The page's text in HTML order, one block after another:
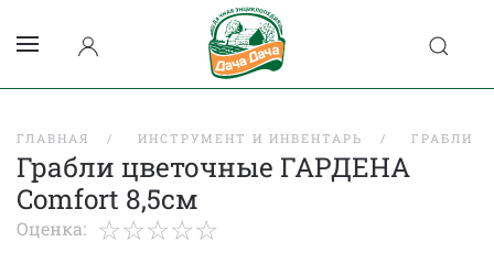
ГЛАВНАЯ ИНСТРУМЕНТ И ИНВЕНТАРЬ ГРАБЛИ
Грабли цветочные ГАРДЕНА
Comfort 8,5см
Оценка: